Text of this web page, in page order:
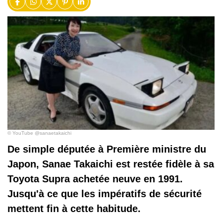
© YouTube @sanaetakaichi
De simple députée à Première ministre du
Japon, Sanae Takaichi est restée fidèle à sa
Toyota Supra achetée neuve en 1991.
Jusqu'à ce que les impératifs de sécurité
mettent fin à cette habitude.